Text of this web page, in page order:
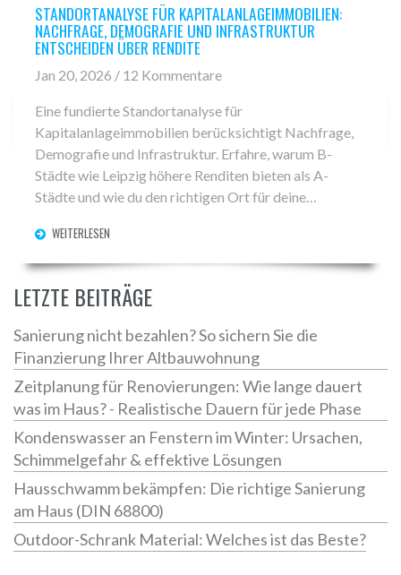
STANDORTANALYSE FÜR KAPITALANLAGEIMMOBILIEN:
NACHFRAGE, DEMOGRAFIE UND INFRASTRUKTUR
ENTSCHEIDEN ÜBER RENDITE
Jan 20, 2026 / 12 Kommentare
Eine fundierte Standortanalyse für
Kapitalanlageimmobilien berücksichtigt Nachfrage,
Demografie und Infrastruktur. Erfahre, warum B-
Städte wie Leipzig höhere Renditen bieten als A-
Städte und wie du den richtigen Ort für deine
WEITERLESEN
LETZTE BEITRÄGE
Sanierung nicht bezahlen? So sichern Sie die
Finanzierung Ihrer Altbauwohnung
Zeitplanung für Renovierungen: Wie lange dauert
was im Haus? - Realistische Dauern für jede Phase
Kondenswasser an Fenstern im Winter: Ursachen,
Schimmelgefahr & effektive Lösungen
Hausschwamm bekämpfen: Die richtige Sanierung
am Haus (DIN 68800)
Outdoor-Schrank Material: Welches ist das Beste?